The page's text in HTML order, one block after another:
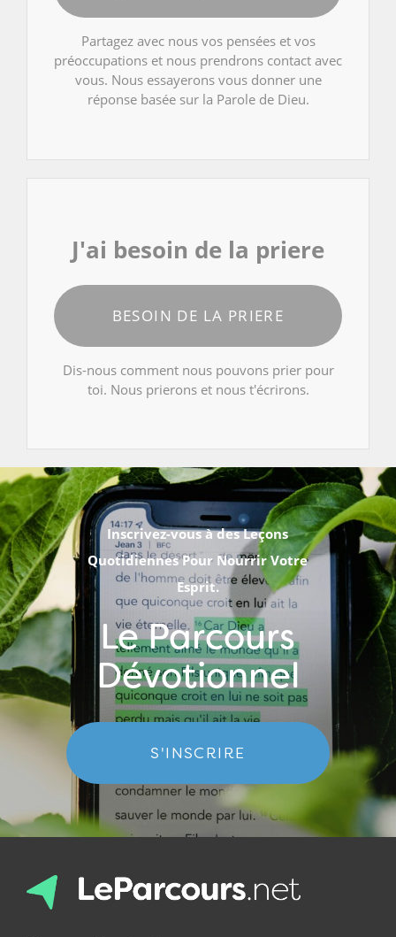
Partagez avec nous vos pensées et vos
préoccupations et nous prendrons contact avec
vous. Nous essayerons vous donner une
réponse basée sur la Parole de Dieu.
J'ai besoin de la priere
BESOIN DE LA PRIERE
Dis-nous comment nous pouvons prier pour
toi. Nous prierons et nous t'écrirons.
Inscrivez-vous à des Leçons
Quotidiennes Pour Nourrir Votre
Esprit.
Le Parcours
Dévotionnel
S'INSCRIRE